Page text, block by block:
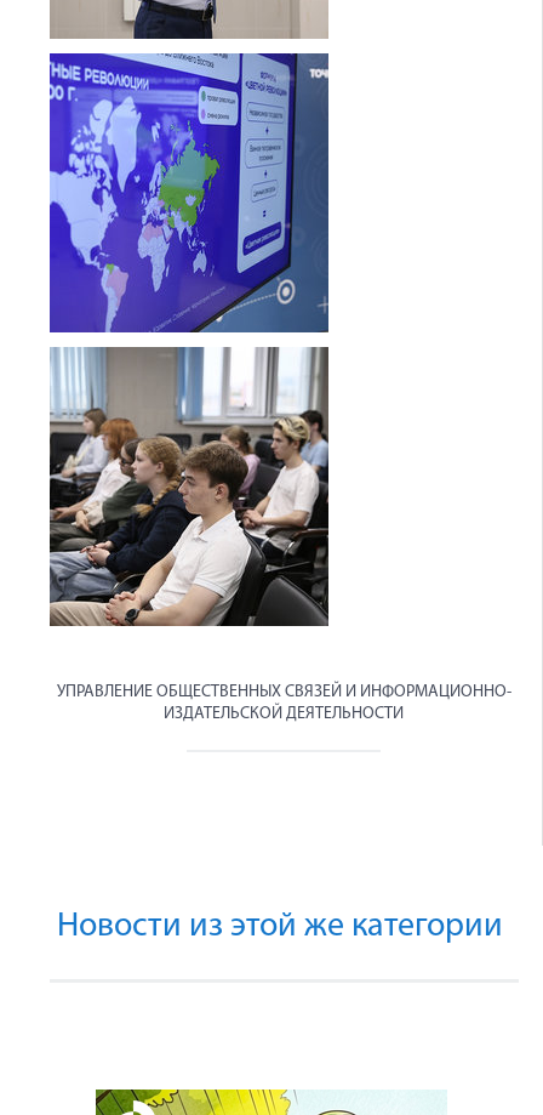
УПРАВЛЕНИЕ ОБЩЕСТВЕННЫХ СВЯЗЕЙ И ИНФОРМАЦИОННО-
ИЗДАТЕЛЬСКОЙ ДЕЯТЕЛЬНОСТИ
Новости из этой же категории